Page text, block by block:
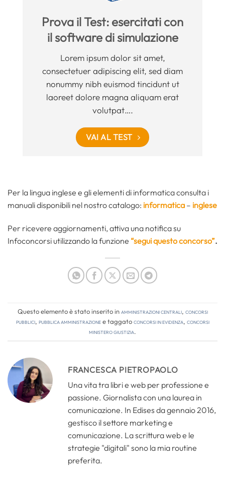
Prova il Test: esercitati con
il software di simulazione
Lorem ipsum dolor sit amet,
consectetuer adipiscing elit, sed diam
nonummy nibh euismod tincidunt ut
laoreet dolore magna aliquam erat
volutpat….
VAI AL TEST
Per la lingua inglese e gli elementi di informatica consulta i
manuali disponibili nel nostro catalogo: informatica – inglese
Per ricevere aggiornamenti, attiva una notifica su
Infoconcorsi utilizzando la funzione “segui questo concorso”.
Questo elemento è stato inserito in Amministrazioni Centrali, Concorsi
pubblici, Pubblica amministrazionee taggatoconcorsi in evidenza, concorsi
ministero giustizia.
FRANCESCA PIETROPAOLO
Una vita tra libri e web per professione e
passione. Giornalista con una laurea in
comunicazione. In Edises da gennaio 2016,
gestisco il settore marketing e
comunicazione. La scrittura web e le
strategie "digitali" sono la mia routine
preferita.